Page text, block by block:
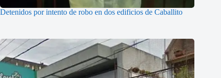
Detenidos por intento de robo en dos edificios de Caballito